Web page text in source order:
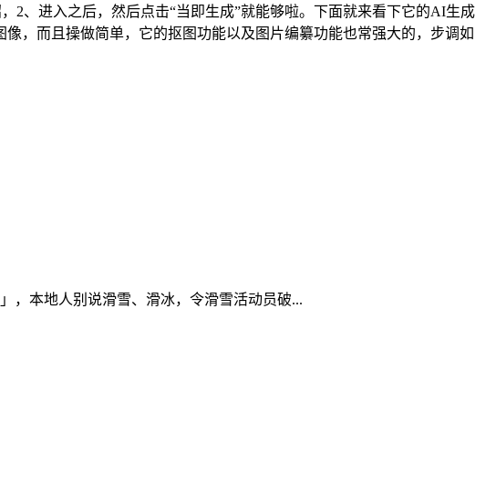
2、进入之后，然后点击“当即生成”就能够啦。下面就来看下它的AI生成
，而且操做简单，它的抠图功能以及图片编纂功能也常强大的，步调如
，本地人别说滑雪、滑冰，令滑雪活动员破...